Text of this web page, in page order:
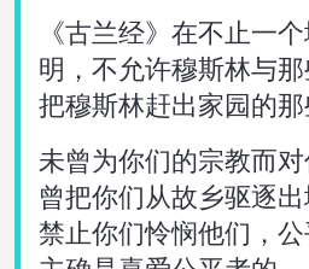
《古兰经》在不止一
明，不允许穆斯林与
把穆斯林赶出家园的那
未曾为你们的宗教而
曾把你们从故乡驱逐
禁止你们怜悯他们，